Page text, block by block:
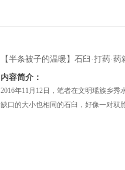
【半条被子的温暖】石臼·打药·药
内容简介：
​2016年11月12日，笔者在文明瑶族乡
缺口的大小也相同的石臼，好像一对双